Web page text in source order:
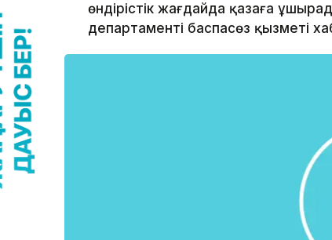
өндірістік жағдайда қазаға
департаменті баспасөз қызметі